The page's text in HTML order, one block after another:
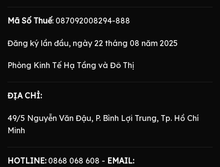
Mã Số Thuế: 087092008294-888
Đăng ký lần đầu, ngày 22 tháng 08 năm 2025
Phòng Kinh Tế Hạ Tầng và Đô Thị
ĐỊA CHỈ:
49/5 Nguyễn Văn Đậu, P. Bình Lợi Trung, Tp. Hồ Chí
Minh
HOTLINE:0868 068 608 - EMAIL: